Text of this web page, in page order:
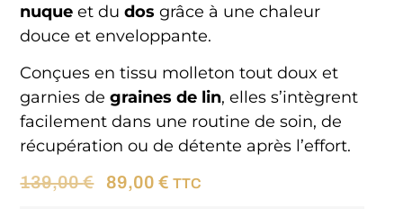
nuque et dudos grâce à une chaleur
douce et enveloppante.
Conçues en tissu molleton tout doux et
garnies degraines de lin, elles s’intègrent
facilement dans une routine de soin, de
récupération ou de détente après l’effort.
139,00€ 89,00€ TTC